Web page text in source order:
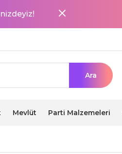
Ara
Mevlüt Parti Malzemeleri